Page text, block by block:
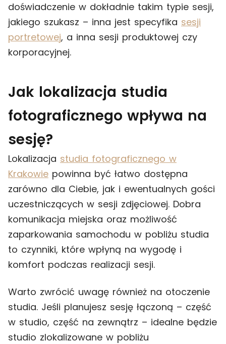
doświadczenie w dokładnie takim typie sesji,
jakiego szukasz – inna jest specyfika sesji
portretowej, a inna sesji produktowej czy
korporacyjnej.
Jak lokalizacja studia
fotograficznego wpływa na
sesję?
Lokalizacja studia fotograficznego w
Krakowie powinna być łatwo dostępna
zarówno dla Ciebie, jak i ewentualnych gości
uczestniczących w sesji zdjęciowej. Dobra
komunikacja miejska oraz możliwość
zaparkowania samochodu w pobliżu studia
to czynniki, które wpłyną na wygodę i
komfort podczas realizacji sesji.
Warto zwrócić uwagę również na otoczenie
studia. Jeśli planujesz sesję łączoną – część
w studio, część na zewnątrz – idealne będzie
studio zlokalizowane w pobliżu